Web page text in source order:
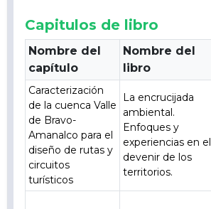
Capitulos de libro
Nombre del
capítulo
Nombre del
libro
Caracterización
de la cuenca Valle
de Bravo-
Amanalco para el
diseño de rutas y
circuitos
turísticos
La encrucijada
ambiental.
Enfoques y
experiencias en el
devenir de los
territorios.